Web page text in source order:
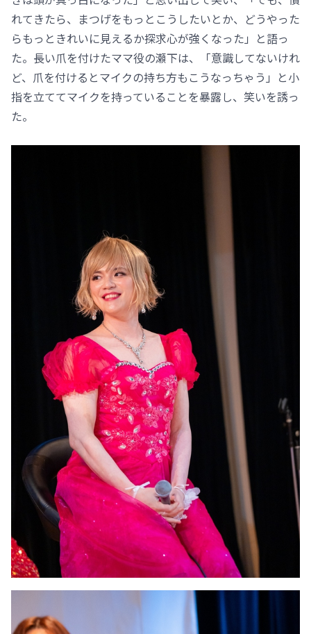
れてきたら、まつげをもっとこうしたいとか、どうやった
らもっときれいに見えるか探求心が強くなった」と語っ
た。長い爪を付けたママ役の瀬下は、「意識してないけれ
ど、爪を付けるとマイクの持ち方もこうなっちゃう」と小
指を立ててマイクを持っていることを暴露し、笑いを誘っ
た。